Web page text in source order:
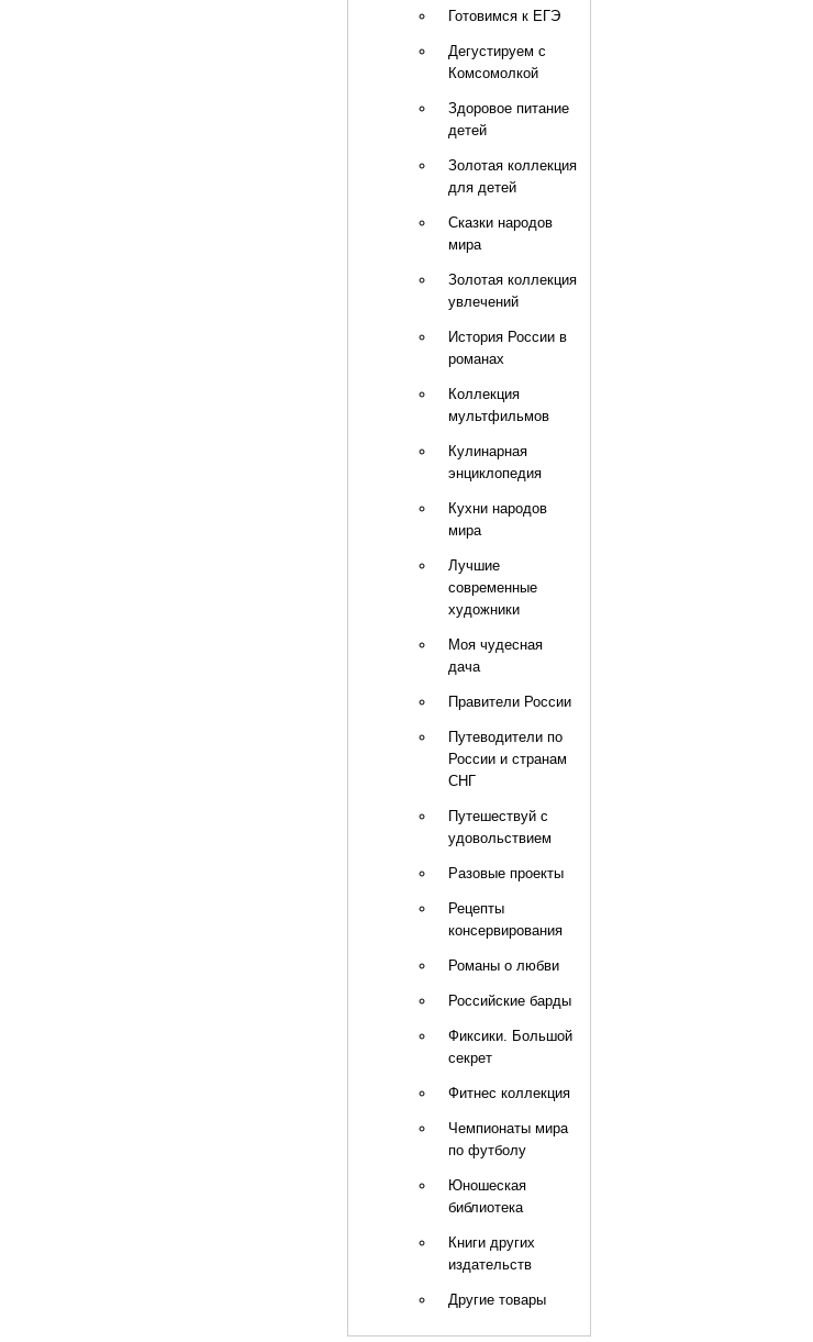
Готовимся к ЕГЭ
Дегустируем с
Комсомолкой
Здоровое питание
детей
Золотая коллекция
для детей
Сказки народов
мира
Золотая коллекция
увлечений
История России в
романах
Коллекция
мультфильмов
Кулинарная
энциклопедия
Кухни народов
мира
Лучшие
современные
художники
Моя чудесная
дача
Правители России
Путеводители по
России и странам
СНГ
Путешествуй с
удовольствием
Разовые проекты
Рецепты
консервирования
Романы о любви
Российские барды
Фиксики. Большой
секрет
Фитнес коллекция
Чемпионаты мира
по футболу
Юношеская
библиотека
Книги других
издательств
Другие товары